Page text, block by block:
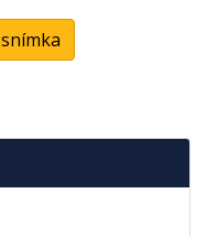
snímka